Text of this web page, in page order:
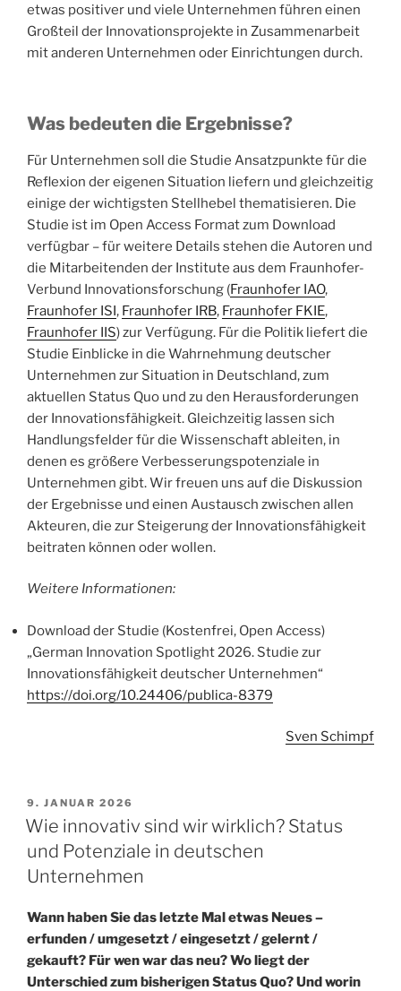
etwas positiver und viele Unternehmen führen einen
Großteil der Innovationsprojekte in Zusammenarbeit
mit anderen Unternehmen oder Einrichtungen durch.
Was bedeuten die Ergebnisse?
Für Unternehmen soll die Studie Ansatzpunkte für die
Reflexion der eigenen Situation liefern und gleichzeitig
einige der wichtigsten Stellhebel thematisieren. Die
Studie ist im Open Access Format zum Download
verfügbar – für weitere Details stehen die Autoren und
die Mitarbeitenden der Institute aus dem Fraunhofer-
Verbund Innovationsforschung (Fraunhofer IAO,
Fraunhofer ISI, Fraunhofer IRB, Fraunhofer FKIE,
Fraunhofer IIS) zur Verfügung. Für die Politik liefert die
Studie Einblicke in die Wahrnehmung deutscher
Unternehmen zur Situation in Deutschland, zum
aktuellen Status Quo und zu den Herausforderungen
der Innovationsfähigkeit. Gleichzeitig lassen sich
Handlungsfelder für die Wissenschaft ableiten, in
denen es größere Verbesserungspotenziale in
Unternehmen gibt. Wir freuen uns auf die Diskussion
der Ergebnisse und einen Austausch zwischen allen
Akteuren, die zur Steigerung der Innovationsfähigkeit
beitraten können oder wollen.
Weitere Informationen:
Download der Studie (Kostenfrei, Open Access)
„German Innovation Spotlight 2026. Studie zur
Innovationsfähigkeit deutscher Unternehmen“
https://doi.org/10.24406/publica-8379
Sven Schimpf
VERÖFFENTLICHT
AM
9. JANUAR 2026
Wie innovativ sind wir wirklich? Status
und Potenziale in deutschen
Unternehmen
Wann haben Sie das letzte Mal etwas Neues –
erfunden / umgesetzt / eingesetzt / gelernt /
gekauft? Für wen war das neu? Wo liegt der
Unterschied zum bisherigen Status Quo? Und worin